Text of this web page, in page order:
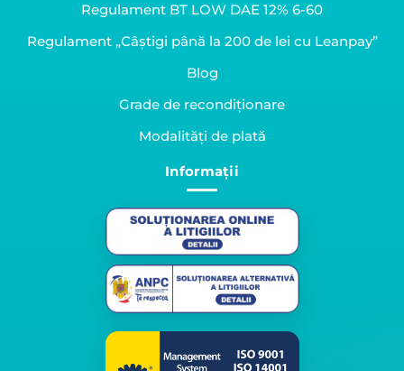
Regulament BT LOW DAE 12% 6-60
Regulament „Câștigi până la 200 de lei cu Leanpay”
Blog
Grade de recondiționare
Modalități de plată
Informații